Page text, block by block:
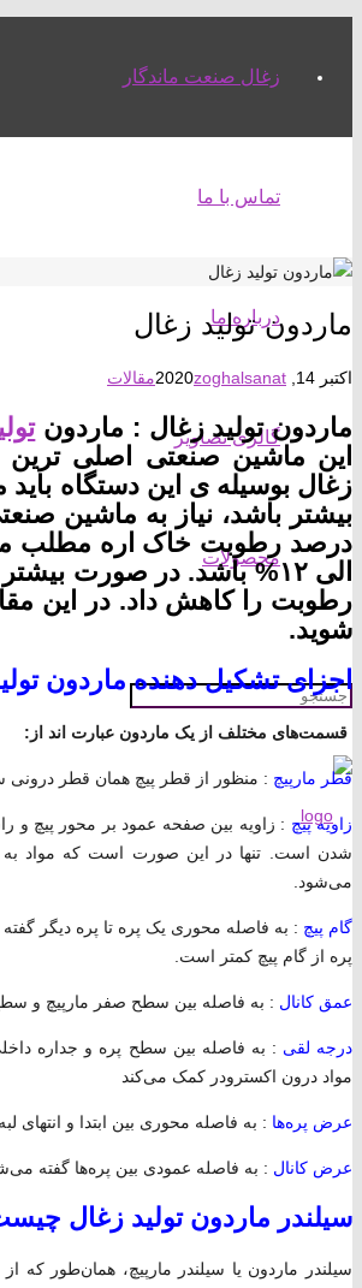
زغال صنعت ماندگار
تماس با ما
درباره ما
گالری تصاویر
محصولات
ماردون تولید زغال
اکتبر 14, 2020 zoghalsanat مقالات
ماردون تولید زغال : ماردون
این ماشین صنعتی اصلی
زغال بوسیله ی این دستگاه
بیشتر باشد، نیاز به ماشین
الی ۱۲% باشد. در صورت
رطوبت را کاهش داد. در این
شوید.
اجزای تشکیل دهنده ماردون
قسمت‌های مختلف از یک ماردون عبارت اند از:
قطر مارپیچ : منظور از قطر پیچ همان قطر
زاویه پیچ : زاویه بین صفحه عمود بر محور پیچ و
شدن است. تنها در این صورت است که مواد به
می‌شود.
گام پیچ
پره از گام پیچ کمتر است.
عمق کانال : به فاصله بین سطح صفر مارپیچ و
درجه لقی : به فاصله بین سطح پره و جداره
مواد درون اکسترودر کمک می‌کند
عرض پره‌ها : به فاصله محوری بین ابتدا و انتهای
عرض کانال : به فاصله عمودی بین پره‌ها گفته
سیلندر ماردون تولید زغال
سیلندر ماردون یا سیلندر مارپیچ،